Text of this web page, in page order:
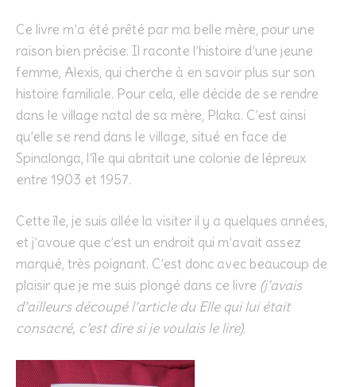
Ce livre m’a été prêté par ma belle mère, pour une
raison bien précise. Il raconte l’histoire d’une jeune
femme, Alexis, qui cherche à en savoir plus sur son
histoire familiale. Pour cela, elle décide de se rendre
dans le village natal de sa mère, Plaka. C’est ainsi
qu’elle se rend dans le village, situé en face de
Spinalonga, l’île qui abritait une colonie de lépreux
entre 1903 et 1957.
Cette île, je suis allée la visiter il y a quelques années,
et j’avoue que c’est un endroit qui m’avait assez
marqué, très poignant. C’est donc avec beaucoup de
plaisir que je me suis plongé dans ce livre (j’avais
d’ailleurs découpé l’article du Elle qui lui était
consacré, c’est dire si je voulais le lire).